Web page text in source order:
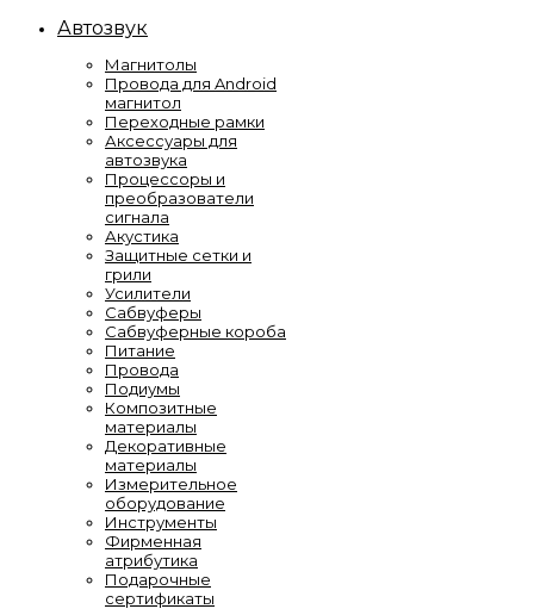
Автозвук
Магнитолы
Провода для Android
магнитол
Переходные рамки
Аксессуары для
автозвука
Процессоры и
преобразователи
сигнала
Акустика
Защитные сетки и
грили
Усилители
Сабвуферы
Сабвуферные короба
Питание
Провода
Подиумы
Композитные
материалы
Декоративные
материалы
Измерительное
оборудование
Инструменты
Фирменная
атрибутика
Подарочные
сертификаты